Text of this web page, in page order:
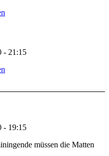
- 21:15
- 19:15
müssen die Matten